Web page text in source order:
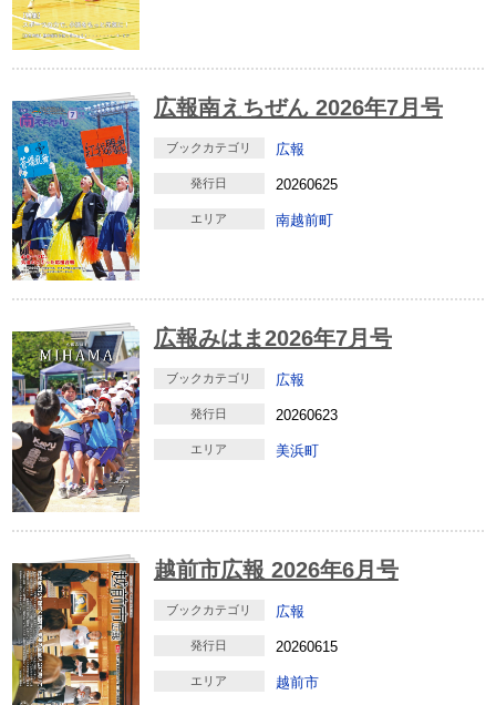
広報南えちぜん 2026年7月号
ブックカテゴリ 広報
発行日 20260625
エリア 南越前町
広報みはま2026年7月号
ブックカテゴリ 広報
発行日 20260623
エリア 美浜町
越前市広報 2026年6月号
ブックカテゴリ 広報
発行日 20260615
エリア 越前市